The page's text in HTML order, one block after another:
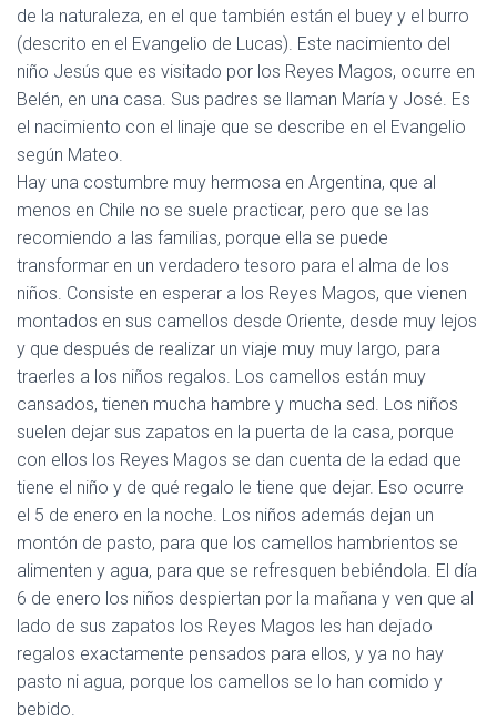
de la naturaleza, en el que también están el buey y el burro
(descrito en el Evangelio de Lucas). Este nacimiento del
niño Jesús que es visitado por los Reyes Magos, ocurre en
Belén, en una casa. Sus padres se llaman María y José. Es
el nacimiento con el linaje que se describe en el Evangelio
según Mateo.
Hay una costumbre muy hermosa en Argentina, que al
menos en Chile no se suele practicar, pero que se las
recomiendo a las familias, porque ella se puede
transformar en un verdadero tesoro para el alma de los
niños. Consiste en esperar a los Reyes Magos, que vienen
montados en sus camellos desde Oriente, desde muy lejos
y que después de realizar un viaje muy muy largo, para
traerles a los niños regalos. Los camellos están muy
cansados, tienen mucha hambre y mucha sed. Los niños
suelen dejar sus zapatos en la puerta de la casa, porque
con ellos los Reyes Magos se dan cuenta de la edad que
tiene el niño y de qué regalo le tiene que dejar. Eso ocurre
el 5 de enero en la noche. Los niños además dejan un
montón de pasto, para que los camellos hambrientos se
alimenten y agua, para que se refresquen bebiéndola. El día
6 de enero los niños despiertan por la mañana y ven que al
lado de sus zapatos los Reyes Magos les han dejado
regalos exactamente pensados para ellos, y ya no hay
pasto ni agua, porque los camellos se lo han comido y
bebido.